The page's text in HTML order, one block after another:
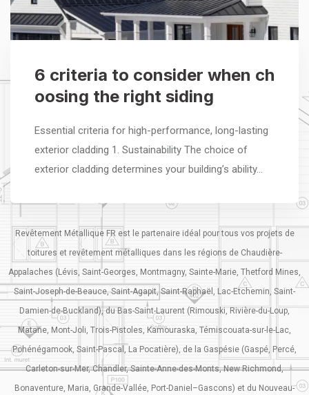
6 criteria to consider when ch
oosing the right siding
Essential criteria for high-performance, long-lasting
exterior cladding 1. Sustainability The choice of
exterior cladding determines your building’s ability…
Revêtement Métallique FR est le partenaire idéal pour tous vos projets de
toitures et revêtement métalliques dans les régions de Chaudière-
Appalaches (Lévis, Saint-Georges, Montmagny, Sainte-Marie, Thetford Mines,
Saint-Joseph-de-Beauce, Saint-Agapit, Saint-Raphaël, Lac-Etchemin, Saint-
Damien-de-Buckland), du Bas-Saint-Laurent (Rimouski, Rivière-du-Loup,
Matane, Mont-Joli, Trois-Pistoles, Kamouraska, Témiscouata-sur-le-Lac,
Pohénégamook, Saint-Pascal, La Pocatière), de la Gaspésie (Gaspé, Percé,
Carleton-sur-Mer, Chandler, Sainte-Anne-des-Monts, New Richmond,
Bonaventure, Maria, Grande-Vallée, Port-Daniel–Gascons) et du Nouveau-